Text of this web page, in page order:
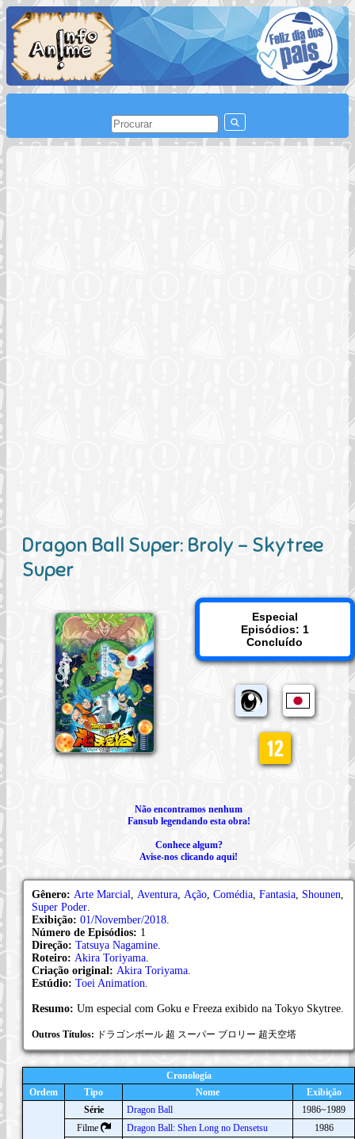
Dragon Ball Super: Broly - Skytree
Super
Especial
Episódios: 1
Concluído
Não encontramos nenhum
Fansub legendando esta obra!
Conhece algum?
Avise-nos clicando aqui!
Gênero: Arte Marcial Aventura Ação Comédia Fantasia Shounen
Super Poder
Exibição: 01/November/2018
Número de Episódios: 1
Direção: Tatsuya Nagamine
Roteiro: Akira Toriyama
Criação original: Akira Toriyama
Estúdio: Toei Animation
Resumo: Um especial com Goku e Freeza exibido na Tokyo Skytree.
Outros Títulos: ドラゴンボール 超 スーパー ブロリー 超天空塔
Cronologia
Ordem
Tipo Nome Exibição
Série Dragon Ball
1986~1989
Filme
Dragon Ball: Shen Long no Densetsu
1986